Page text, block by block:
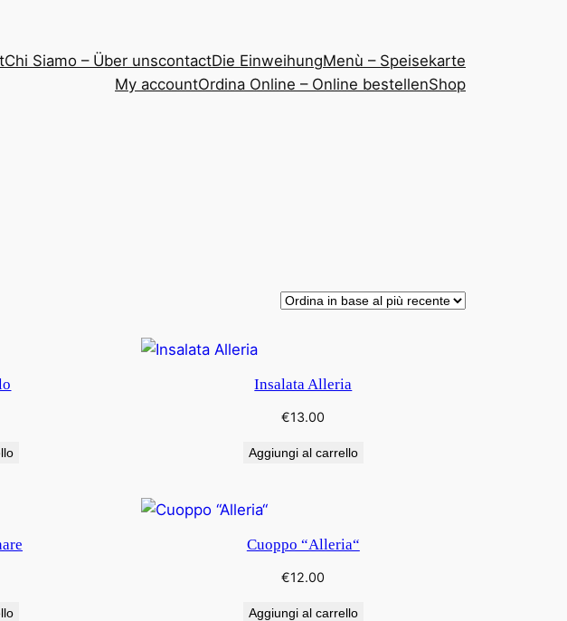
Chi Siamo – Über unscontactDie EinweihungMenù – Speisekarte
My accountOrdina Online – Online bestellenShop
Insalata Alleria
€13.00
Aggiungi al carrello
Cuoppo “Alleria“
€12.00
Aggiungi al carrello